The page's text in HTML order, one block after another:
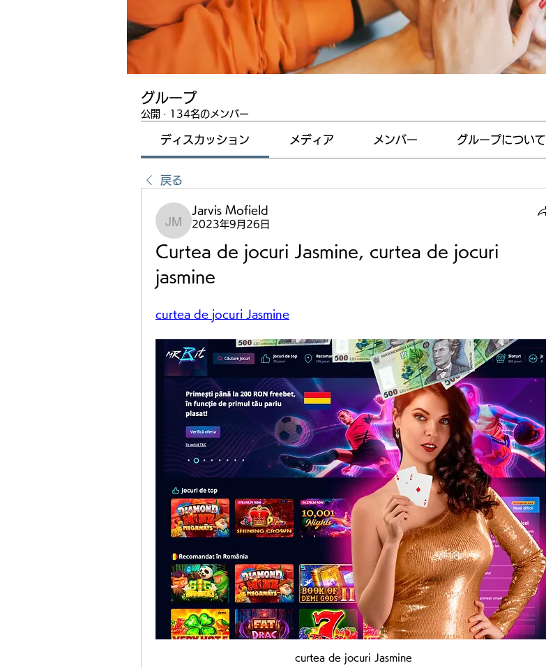
グループ
公開 · 134名のメンバー
ディスカッション メディア メンバー グループについて
戻る
Jarvis Mofield
Jarvis Mofield
2023年9月26日
Curtea de jocuri Jasmine, curtea de jocuri
jasmine
curtea de jocuri Jasmine
curtea de jocuri Jasmine